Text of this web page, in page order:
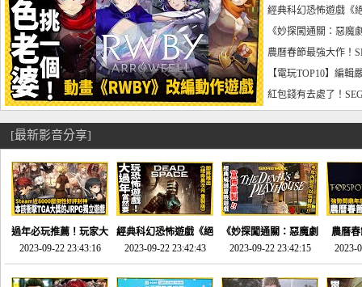
宅速配20230126
經典科幻恐怖遊戲《
懼體驗-電玩宅速配
《妙探闖通關：惡
到!!-電玩宅速配
農曆春節最強大作！
電玩宅速配20230123
【電玩TOP10】編
了，封面圖直接雷你
紅包錢有去處了！
宅速配20230119
[最新影音分享]
過年必玩推薦！玩家大
推的JRPG神作《神之
天平》介紹！-電玩宅
速配20230126
2023-09-22 23:43:16
經典科幻恐怖遊戲《絕
命異次元 重製版》重
回「石村號」的恐懼體
驗-電玩宅速配
2023-09-22 23:42:43
《妙探闖通關：惡魔劇
場》將推出「重製
版」!!!今年就能玩到!!-
電玩宅速配20230124
2023-09-22 23:42:15
農曆
SE社
動作角
電玩宅
2023-